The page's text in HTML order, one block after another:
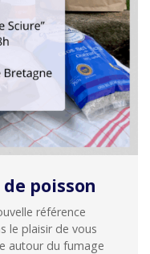
poisson
référence
le plaisir de vous
autour du fumage